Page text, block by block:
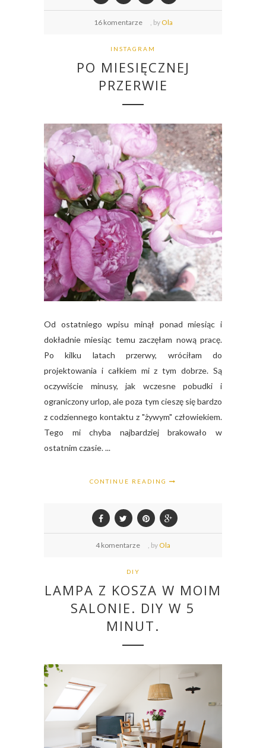
16 komentarze , by Ola
INSTAGRAM
PO MIESIĘCZNEJ
PRZERWIE
Od ostatniego wpisu minął ponad miesiąc i
dokładnie miesiąc temu zaczęłam nową pracę.
Po kilku latach przerwy, wróciłam do
projektowania i całkiem mi z tym dobrze. Są
oczywiście minusy, jak wczesne pobudki i
ograniczony urlop, ale poza tym cieszę się bardzo
z codziennego kontaktu z "żywym" człowiekiem.
Tego mi chyba najbardziej brakowało w
ostatnim czasie. ...
CONTINUE READING
4 komentarze , by Ola
DIY
LAMPA Z KOSZA W MOIM
SALONIE. DIY W 5
MINUT.